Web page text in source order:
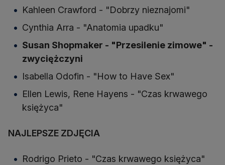
Kahleen Crawford - "Dobrzy nieznajomi"
Cynthia Arra - "Anatomia upadku"
Susan Shopmaker - "Przesilenie zimowe" -
zwyciężczyni
Isabella Odofin - "How to Have Sex"
Ellen Lewis, Rene Hayens - "Czas krwawego
księżyca"
NAJLEPSZE ZDJĘCIA
Rodrigo Prieto - "Czas krwawego księżyca"